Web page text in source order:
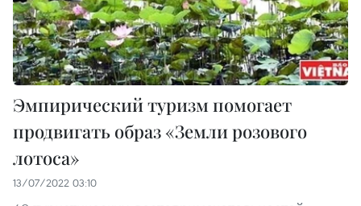
Эмпирический туризм помогает
продвигать образ «Земли розового
лотоса»
13/07/2022 03:10